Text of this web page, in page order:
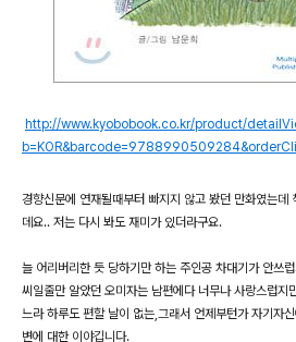
http://www.kyobobook.co.kr/product/
경향신문에 연재될때부터 빠지지 않고 봤던 만화였는데
데요.. 저는 다시 봐도 재미가 있더라구요.
늘 어리버리한 듯 당하기만 하는 주인공 차대기가 안쓰
씨일줄만 알았던 오미자는 남편에다 너무나 사랑스럽지
느라 하루도 편할 날이 없는,그래서 언제부턴가 자기자
변에 대한 이야깁니다.